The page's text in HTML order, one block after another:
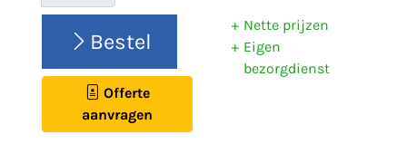
Bestel
Offerte
aanvragen
Nette prijzen
Eigen
bezorgdienst